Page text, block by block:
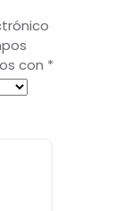
con *